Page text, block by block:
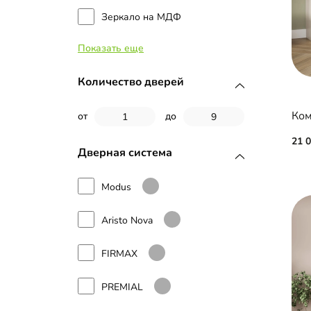
Двери-гармошки
Зеркало на МДФ
ЛДСП
Наборные планки МДФ
Стекло
Стекло с пленкой Oracal
Показать еще
Количество дверей
от до
Дверная система
Modus
Aristo Nova
FIRMAX
PREMIAL
21